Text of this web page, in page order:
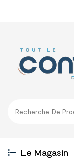
Le Magasin